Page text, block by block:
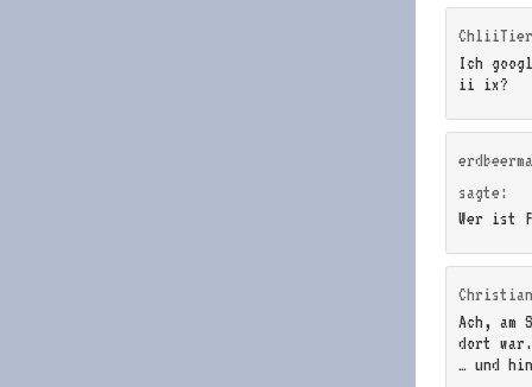
Ich
ii ix?
sagte:
Wer ist
Christian
Ach, am
dort
… und